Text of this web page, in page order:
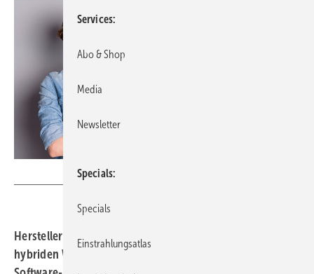
Hersteller Kostal hat den maximalen Eingangsstrom des
hybriden Wechselrichters Plenticore Plus G2 per
Services
Abo & Shop
Media
Newsletter
Specials
Specials
Einstrahlungsatlas